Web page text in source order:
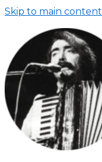
Skip to main content